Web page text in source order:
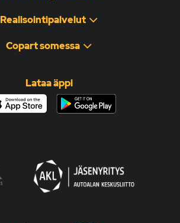
Realisointipalvelut
Copart somessa
Lataa äppi